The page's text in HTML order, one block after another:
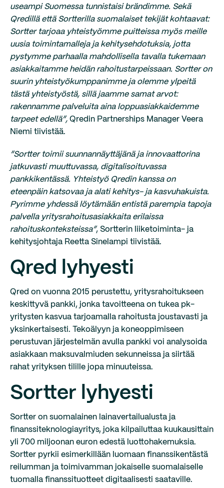
useampi Suomessa tunnistaisi brändimme. Sekä
Qredillä että Sortterilla suomalaiset tekijät kohtaavat:
Sortter tarjoaa yhteistyömme puitteissa myös meille
uusia toimintamalleja ja kehitysehdotuksia, jotta
pystymme parhaalla mahdollisella tavalla tukemaan
asiakkaitamme heidän rahoitustarpeissaan. Sortter on
suurin yhteistyökumppanimme ja olemme ylpeitä
tästä yhteistyöstä, sillä jaamme samat arvot:
rakennamme palveluita aina loppuasiakkaidemme
tarpeet edellä”, Qredin Partnerships Manager Veera
Niemi tiivistää.
“Sortter toimii suunnannäyttäjänä ja innovaattorina
jatkuvasti muuttuvassa, digitalisoituvassa
pankkikentässä. Yhteistyö Qredin kanssa on
eteenpäin katsovaa ja alati kehitys- ja kasvuhakuista.
Pyrimme yhdessä löytämään entistä parempia tapoja
palvella yritysrahoitusasiakkaita erilaissa
rahoituskonteksteissa”, Sortterin liiketoiminta- ja
kehitysjohtaja Reetta Sinelampi tiivistää.
Qred lyhyesti
Qred on vuonna 2015 perustettu, yritysrahoitukseen
keskittyvä pankki, jonka tavoitteena on tukea pk-
yritysten kasvua tarjoamalla rahoitusta joustavasti ja
yksinkertaisesti. Tekoälyyn ja koneoppimiseen
perustuvan järjestelmän avulla pankki voi analysoida
asiakkaan maksuvalmiuden sekunneissa ja siirtää
rahat yrityksen tilille jopa minuuteissa.
Sortter lyhyesti
Sortter on suomalainen lainavertailualusta ja
finanssiteknologiayritys, joka kilpailuttaa kuukausittain
yli 700 miljoonan euron edestä luottohakemuksia.
Sortter pyrkii esimerkillään luomaan finanssikentästä
reilumman ja toimivamman jokaiselle suomalaiselle
tuomalla finanssituotteet digitaalisesti saataville.